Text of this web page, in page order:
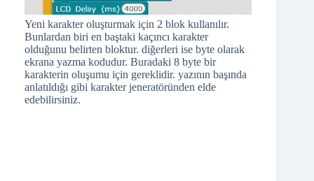
Yeni karakter oluşturmak için 2 blok kullanılır.
Bunlardan biri en baştaki kaçıncı karakter
olduğunu belirten bloktur. diğerleri ise byte olarak
ekrana yazma kodudur. Buradaki 8 byte bir
karakterin oluşumu için gereklidir. yazının başında
anlatıldığı gibi karakter jeneratöründen elde
edebilirsiniz.